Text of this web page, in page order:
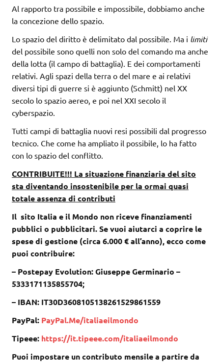
Al rapporto tra possibile e impossibile, dobbiamo anche
la concezione dello spazio.
Lo spazio del diritto è delimitato dal possibile. Ma i limiti
del possibile sono quelli non solo del comando ma anche
della lotta (il campo di battaglia). E dei comportamenti
relativi. Agli spazi della terra o del mare e ai relativi
diversi tipi di guerre si è aggiunto (Schmitt) nel XX
secolo lo spazio aereo, e poi nel XXI secolo il
cyberspazio.
Tutti campi di battaglia nuovi resi possibili dal progresso
tecnico. Che come ha ampliato il possibile, lo ha fatto
con lo spazio del conflitto.
CONTRIBUITE!!! La situazione finanziaria del sito
sta diventando insostenibile per la ormai quasi
totale assenza di contributi
Il sito Italia e il Mondo non riceve finanziamenti
pubblici o pubblicitari. Se vuoi aiutarci a coprire le
spese di gestione (circa 6.000 € all’anno), ecco come
puoi contribuire:
– Postepay Evolution: Giuseppe Germinario –
5333171135855704;
– IBAN: IT30D3608105138261529861559
PayPal: PayPal.Me/italiaeilmondo
Tipeee: https://it.tipeee.com/italiaeilmondo
Puoi impostare un contributo mensile a partire da